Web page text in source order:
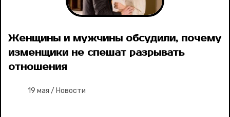
Женщины и мужчины обсудили, почему
изменщики не спешат разрывать
отношения
19 мая / Новости